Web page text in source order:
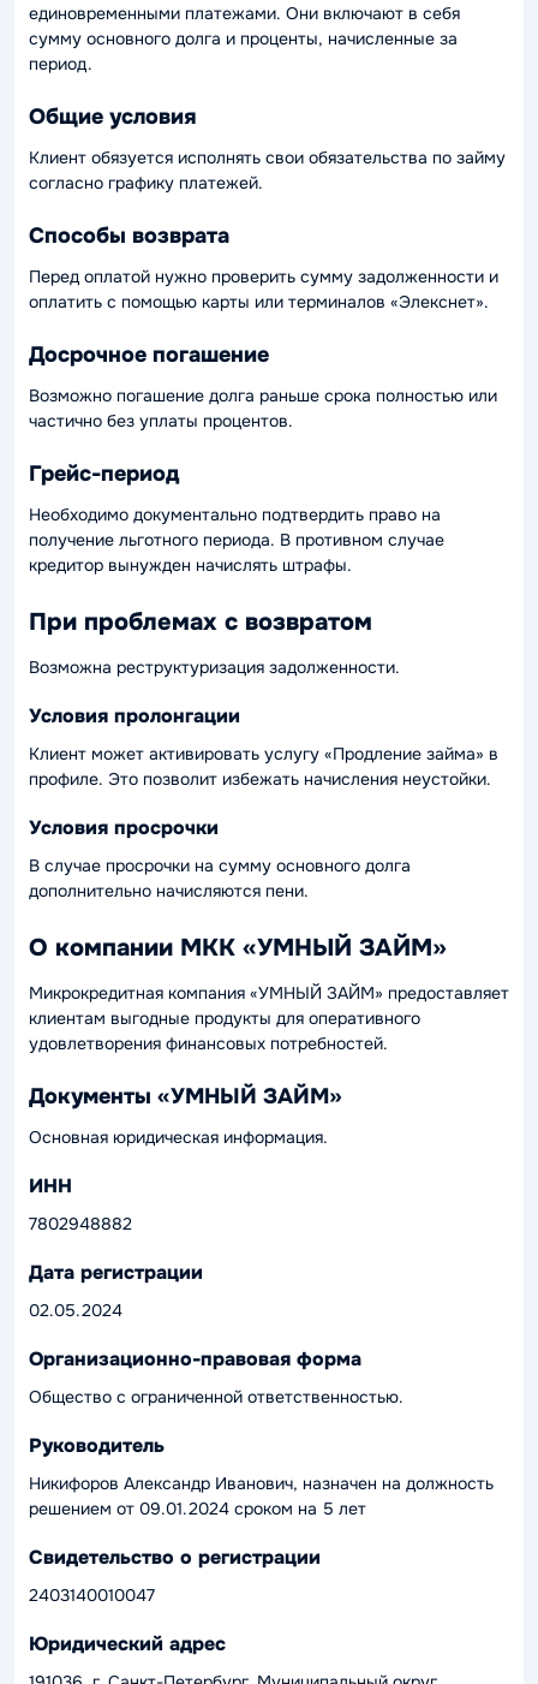
единовременными платежами. Они включают в себя
сумму основного долга и проценты, начисленные за
период.
Общие условия
Клиент обязуется исполнять свои обязательства по займу
согласно графику платежей.
Способы возврата
Перед оплатой нужно проверить сумму задолженности и
оплатить с помощью карты или терминалов «Элекснет».
Досрочное погашение
Возможно погашение долга раньше срока полностью или
частично без уплаты процентов.
Грейс-период
Необходимо документально подтвердить право на
получение льготного периода. В противном случае
кредитор вынужден начислять штрафы.
При проблемах с возвратом
Возможна реструктуризация задолженности.
Условия пролонгации
Клиент может активировать услугу «Продление займа» в
профиле. Это позволит избежать начисления неустойки.
Условия просрочки
В случае просрочки на сумму основного долга
дополнительно начисляются пени.
О компании МКК «УМНЫЙ ЗАЙМ»
Микрокредитная компания «УМНЫЙ ЗАЙМ» предоставляет
клиентам выгодные продукты для оперативного
удовлетворения финансовых потребностей.
Документы «УМНЫЙ ЗАЙМ»
Основная юридическая информация.
ИНН
7802948882
Дата регистрации
02.05.2024
Организационно-правовая форма
Общество с ограниченной ответственностью.
Руководитель
Никифоров Александр Иванович, назначен на должность
решением от 09.01.2024 сроком на 5 лет
Свидетельство о регистрации
2403140010047
Юридический адрес